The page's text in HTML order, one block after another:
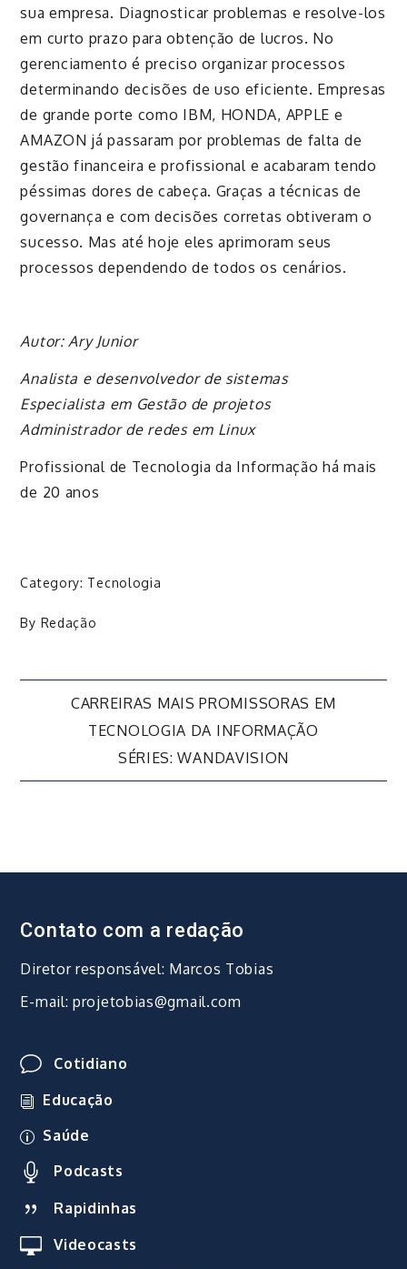
sua empresa. Diagnosticar problemas e resolve-los
em curto prazo para obtenção de lucros. No
gerenciamento é preciso organizar processos
determinando decisões de uso eficiente. Empresas
de grande porte como IBM, HONDA, APPLE e
AMAZON já passaram por problemas de falta de
gestão financeira e profissional e acabaram tendo
péssimas dores de cabeça. Graças a técnicas de
governança e com decisões corretas obtiveram o
sucesso. Mas até hoje eles aprimoram seus
processos dependendo de todos os cenários.
Autor: Ary Junior
Analista e desenvolvedor de sistemas
Especialista em Gestão de projetos
Administrador de redes em Linux
Profissional de Tecnologia da Informação há mais
de 20 anos
Category: Tecnologia
By Redação
Navegação
CARREIRAS MAIS PROMISSORAS EM
TECNOLOGIA DA INFORMAÇÃO
SÉRIES: WANDAVISION
Contato com a redação
Diretor responsável: Marcos Tobias
E-mail: projetobias@gmail.com
Cotidiano
Educação
Saúde
Podcasts
Rapidinhas
Videocasts